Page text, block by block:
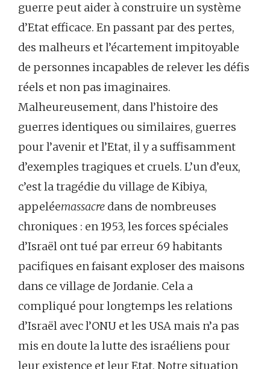
guerre peut aider à construire un système
d’Etat efficace. En passant par des pertes,
des malheurs et l’écartement impitoyable
de personnes incapables de relever les défis
réels et non pas imaginaires.
Malheureusement, dans l’histoire des
guerres identiques ou similaires, guerres
pour l’avenir et l’Etat, il y a suffisamment
d’exemples tragiques et cruels. L’un d’eux,
c’est la tragédie du village de Kibiya,
appeléemassacre dans de nombreuses
chroniques : en 1953, les forces spéciales
d’Israël ont tué par erreur 69 habitants
pacifiques en faisant exploser des maisons
dans ce village de Jordanie. Cela a
compliqué pour longtemps les relations
d’Israël avec l’ONU et les USA mais n’a pas
mis en doute la lutte des israéliens pour
leur existence et leur Etat. Notre situation